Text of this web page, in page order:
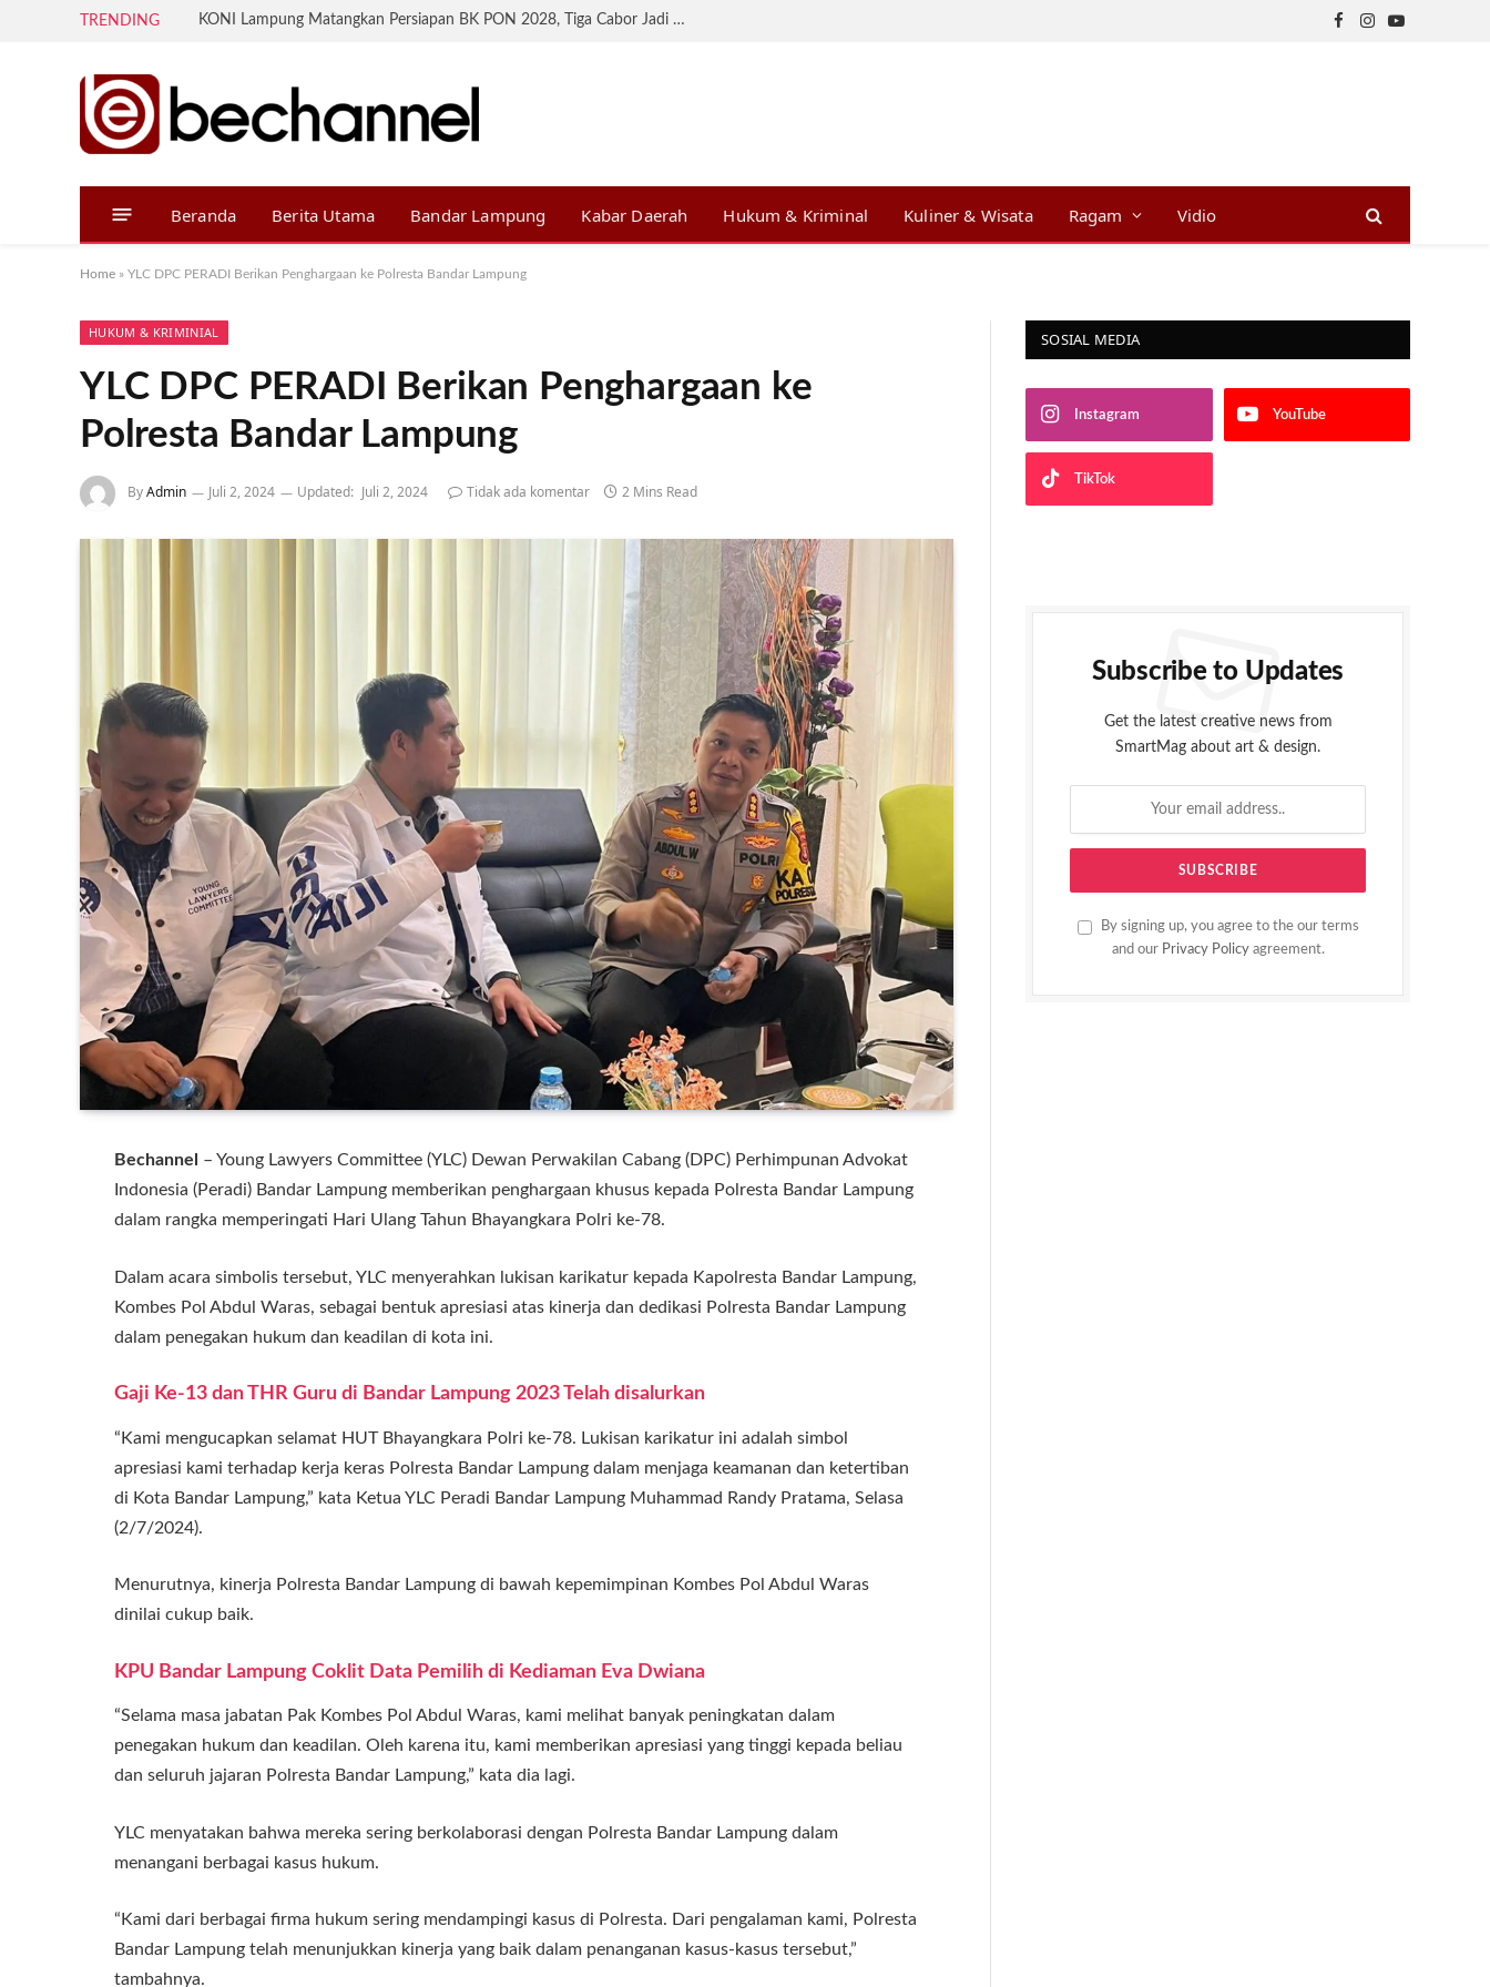
TRENDING KONI Lampung Matangkan Persiapan BK PON 2028, Tiga Cabor Jadi Prioritas
Facebook
Instagram
YouTube
Beranda Berita Utama Bandar Lampung Kabar Daerah Hukum & Kriminal Kuliner & Wisata Ragam Vidio
Home » YLC DPC PERADI Berikan Penghargaan ke Polresta Bandar Lampung
HUKUM & KRIMINIAL
YLC DPC PERADI Berikan Penghargaan ke
Polresta Bandar Lampung
ByAdmin Juli 2, 2024 Updated: Juli 2, 2024 Tidak ada komentar 2 Mins Read
Bechannel
– Young Lawyers Committee (YLC) Dewan Perwakilan Cabang (DPC) Perhimpunan Advokat
Indonesia (Peradi) Bandar Lampung memberikan penghargaan khusus kepada Polresta Bandar Lampung
dalam rangka memperingati Hari Ulang Tahun Bhayangkara Polri ke-78.
Dalam acara simbolis tersebut, YLC menyerahkan lukisan karikatur kepada Kapolresta Bandar Lampung,
Kombes Pol Abdul Waras, sebagai bentuk apresiasi atas kinerja dan dedikasi Polresta Bandar Lampung
dalam penegakan hukum dan keadilan di kota ini.
Gaji Ke-13 dan THR Guru di Bandar Lampung 2023 Telah disalurkan
“Kami mengucapkan selamat HUT Bhayangkara Polri ke-78. Lukisan karikatur ini adalah simbol
apresiasi kami terhadap kerja keras Polresta Bandar Lampung dalam menjaga keamanan dan ketertiban
di Kota Bandar Lampung,” kata Ketua YLC Peradi Bandar Lampung Muhammad Randy Pratama, Selasa
(2/7/2024).
Menurutnya, kinerja Polresta Bandar Lampung di bawah kepemimpinan Kombes Pol Abdul Waras
dinilai cukup baik.
KPU Bandar Lampung Coklit Data Pemilih di Kediaman Eva Dwiana
“Selama masa jabatan Pak Kombes Pol Abdul Waras, kami melihat banyak peningkatan dalam
penegakan hukum dan keadilan. Oleh karena itu, kami memberikan apresiasi yang tinggi kepada beliau
dan seluruh jajaran Polresta Bandar Lampung,” kata dia lagi.
YLC menyatakan bahwa mereka sering berkolaborasi dengan Polresta Bandar Lampung dalam
menangani berbagai kasus hukum.
“Kami dari berbagai firma hukum sering mendampingi kasus di Polresta. Dari pengalaman kami, Polresta
Bandar Lampung telah menunjukkan kinerja yang baik dalam penanganan kasus-kasus tersebut,”
tambahnya.
SOSIAL MEDIA
Instagram YouTube
TikTok
Subscribe to Updates
Get the latest creative news from
SmartMag about art & design.
By signing up, you agree to the our terms
and our Privacy Policyagreement.